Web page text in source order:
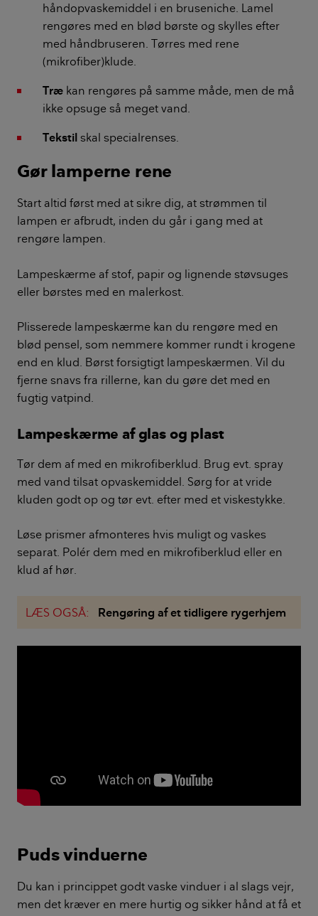
håndopvaskemiddel i en bruseniche. Lamel
rengøres med en blød børste og skylles efter
med håndbruseren. Tørres med rene
(mikrofiber)klude.
Træ kan rengøres på samme måde, men de må
ikke opsuge så meget vand.
Tekstil skal specialrenses.
Gør lamperne rene
Start altid først med at sikre dig, at strømmen til
lampen er afbrudt, inden du går i gang med at
rengøre lampen.
Lampeskærme af stof, papir og lignende støvsuges
eller børstes med en malerkost.
Plisserede lampeskærme kan du rengøre med en
blød pensel, som nemmere kommer rundt i krogene
end en klud. Børst forsigtigt lampeskærmen. Vil du
fjerne snavs fra rillerne, kan du gøre det med en
fugtig vatpind.
Lampeskærme af glas og plast
Tør dem af med en mikrofiberklud. Brug evt. spray
med vand tilsat opvaskemiddel. Sørg for at vride
kluden godt op og tør evt. efter med et viskestykke.
Løse prismer afmonteres hvis muligt og vaskes
separat. Polér dem med en mikrofiberklud eller en
klud af hør.
LÆS OGSÅ: Rengøring af et tidligere rygerhjem
Puds vinduerne
Du kan i princippet godt vaske vinduer i al slags vejr,
men det kræver en mere hurtig og sikker hånd at få et